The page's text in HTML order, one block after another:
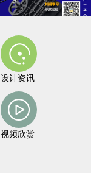
设计资讯
视频欣赏